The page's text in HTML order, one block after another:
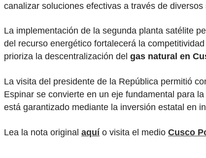
canalizar soluciones efectivas a través de
La implementación de la segunda planta satélite
del recurso energético fortalecerá la
prioriza la descentralización del gas natural en
La visita del presidente de la República permitió
Espinar se convierte en un eje fundamental para
está garantizado mediante la inversión estatal en
Lea la nota original aquío visita el medio Cusco